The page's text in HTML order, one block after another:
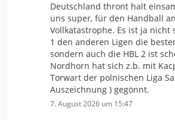
Deutschland thront halt
uns super, für den Handball
Vollkatastrophe. Es ist ja nicht
1 den anderen Ligen die
sondern auch die HBL 2 ist
Nordhorn hat sich z.b. mit
Torwart der polnischen Liga
Auszeichnung ) gegönnt.
7. August 2026 um 15:47